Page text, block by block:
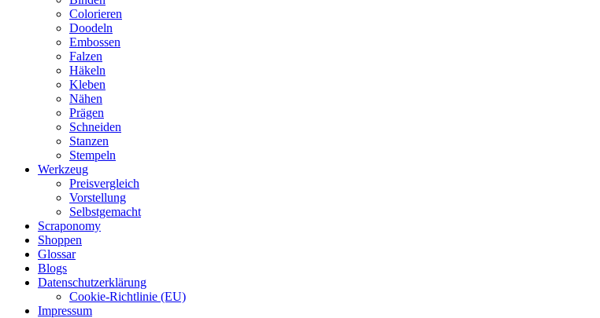
Colorieren
Doodeln
Embossen
Falzen
Häkeln
Kleben
Nähen
Prägen
Schneiden
Stanzen
Stempeln
Werkzeug
Preisvergleich
Vorstellung
Selbstgemacht
Scraponomy
Shoppen
Glossar
Blogs
Datenschutzerklärung
Cookie-Richtlinie (EU)
Impressum